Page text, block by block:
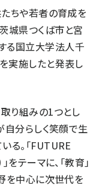
ちや若者の育成を
城県つくば市と宮
る国立大学法人千
実施したと発表し
り組みの1つとし
自分らしく笑顔で生
る。「FUTURE
テーマに、「教育」
野を中心に次世代を
参加